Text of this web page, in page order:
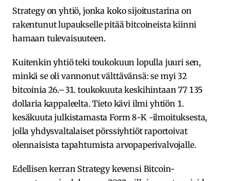
Strategy on yhtiö, jonka koko sijoitustarina on
rakentunut lupaukselle pitää bitcoineista kiinni
hamaan tulevaisuuteen.
Kuitenkin yhtiö teki toukokuun lopulla juuri sen,
minkä se oli vannonut välttävänsä: se myi 32
bitcoinia 26.–31. toukokuuta keskihintaan 77 135
dollaria kappaleelta. Tieto kävi ilmi yhtiön 1.
kesäkuuta julkistamasta Form 8-K -ilmoituksesta,
jolla yhdysvaltalaiset pörssiyhtiöt raportoivat
olennaisista tapahtumista arvopaperivalvojalle.
Edellisen kerran Strategy kevensi Bitcoin-